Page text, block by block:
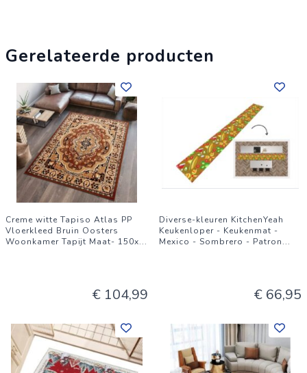
Gerelateerde producten
Creme witte Tapiso Atlas PP
Vloerkleed Bruin Oosters
Woonkamer Tapijt Maat- 150x...
€ 104,99
Diverse-kleuren KitchenYeah
Keukenloper - Keukenmat -
Mexico - Sombrero - Patron...
€ 66,95